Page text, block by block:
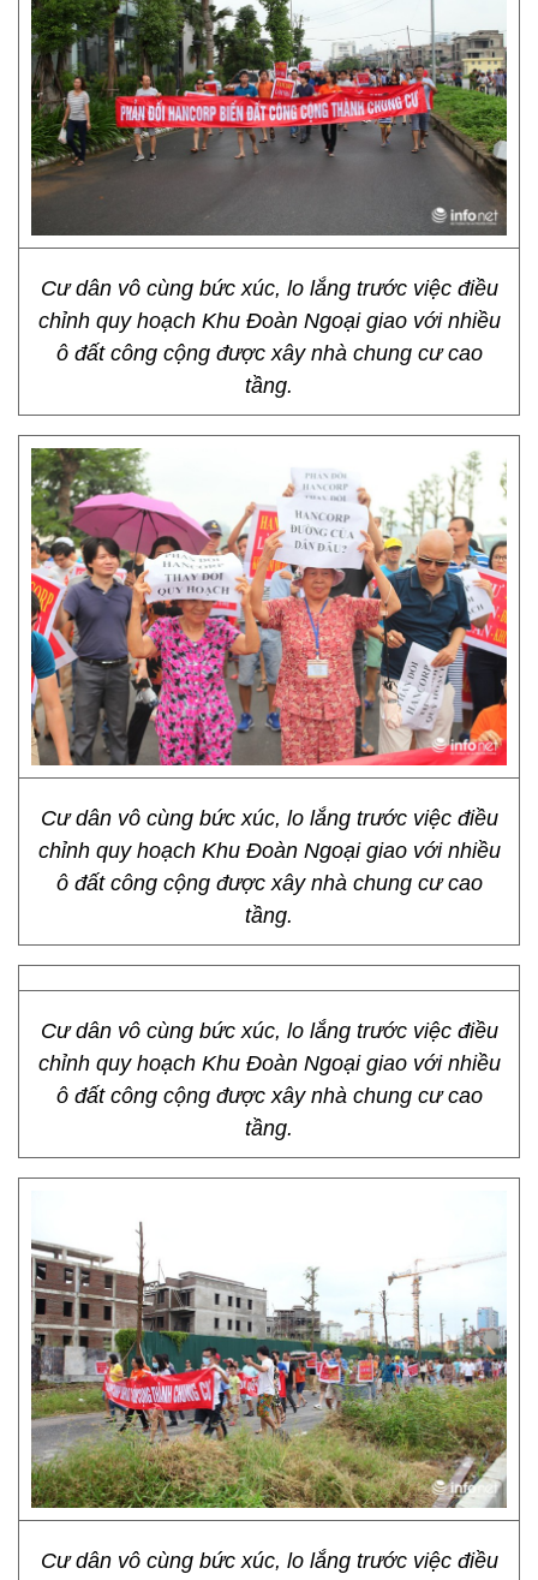
Cư dân vô cùng bức xúc, lo lắng trước việc điều
chỉnh quy hoạch Khu Đoàn Ngoại giao với nhiều
ô đất công cộng được xây nhà chung cư cao
tầng.
Cư dân vô cùng bức xúc, lo lắng trước việc điều
chỉnh quy hoạch Khu Đoàn Ngoại giao với nhiều
ô đất công cộng được xây nhà chung cư cao
tầng.
Cư dân vô cùng bức xúc, lo lắng trước việc điều
chỉnh quy hoạch Khu Đoàn Ngoại giao với nhiều
ô đất công cộng được xây nhà chung cư cao
tầng.
Cư dân vô cùng bức xúc, lo lắng trước việc điều